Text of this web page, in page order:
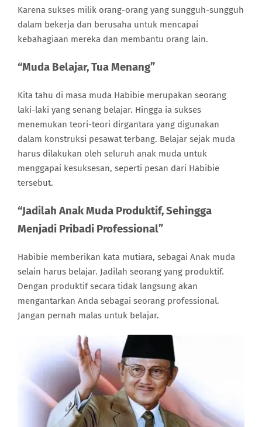
Karena sukses milik orang-orang yang sungguh-sungguh
dalam bekerja dan berusaha untuk mencapai
kebahagiaan mereka dan membantu orang lain.
“Muda Belajar, Tua Menang”
Kita tahu di masa muda Habibie merupakan seorang
laki-laki yang senang belajar. Hingga ia sukses
menemukan teori-teori dirgantara yang digunakan
dalam konstruksi pesawat terbang. Belajar sejak muda
harus dilakukan oleh seluruh anak muda untuk
menggapai kesuksesan, seperti pesan dari Habibie
tersebut.
“Jadilah Anak Muda Produktif, Sehingga
Menjadi Pribadi Professional”
Habibie memberikan kata mutiara, sebagai Anak muda
selain harus belajar. Jadilah seorang yang produktif.
Dengan produktif secara tidak langsung akan
mengantarkan Anda sebagai seorang professional.
Jangan pernah malas untuk belajar.